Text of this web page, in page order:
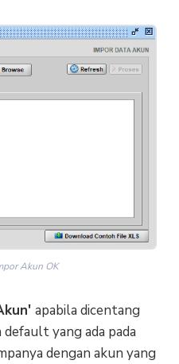
Akun OK
apabila dicentang
yang ada pada
dengan akun yang